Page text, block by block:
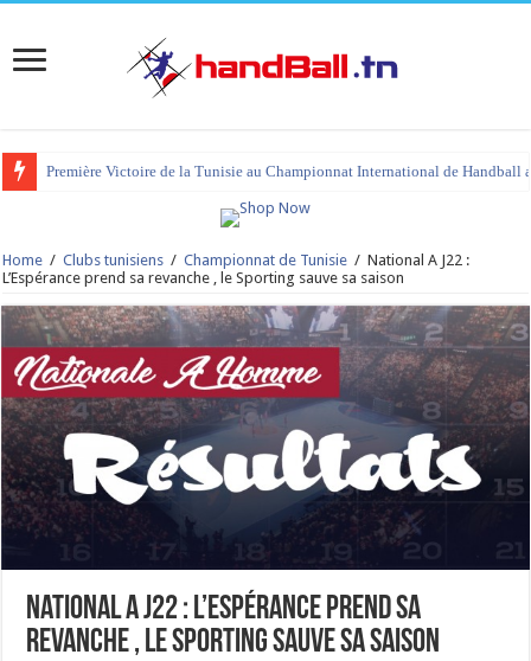
Première Victoire de la Tunisie au Championnat International de Handball
tournoi international Hammamet 2023 : programme et liste des joueurs
Home / Clubs tunisiens / Championnat de Tunisie / National A J22 :
L’Espérance prend sa revanche , le Sporting sauve sa saison
National A J22 : L’Espérance prend sa
revanche , le Sporting sauve sa saison